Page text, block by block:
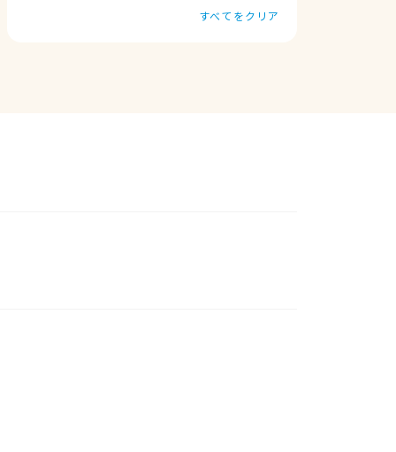
すべてをクリア